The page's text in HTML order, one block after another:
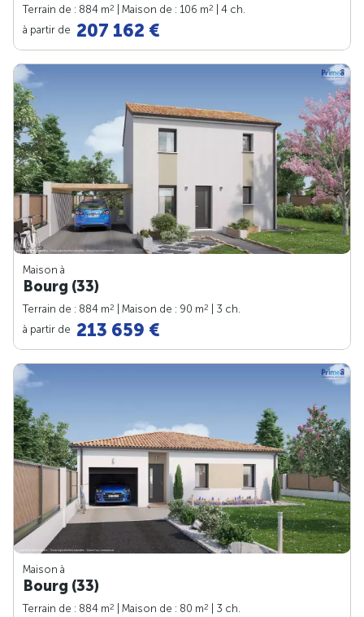
Terrain de : 884 m2 | Maison de : 106 m2
| 4 ch.
à partir de 207 162 €
Maison à
Bourg (33)
Terrain de : 884 m2 | Maison de : 90 m2
| 3 ch.
à partir de 213 659 €
Maison à
Bourg (33)
Terrain de : 884 m2 | Maison de : 80 m2
| 3 ch.